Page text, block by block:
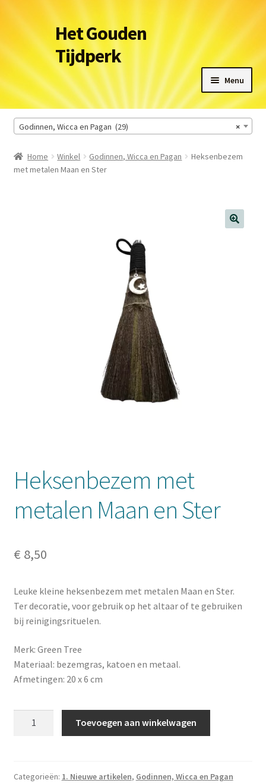
naar
navigatie
de
inhoud
Het Gouden
Tijdperk
Menu
Winkel
Het Gouden Tijdperk
×
Godinnen, Wicca en Pagan (29)
Home Winkel Godinnen, Wicca en Pagan
Heksenbezem
met metalen Maan en Ster
Heksenbezem met
metalen Maan en Ster
€ 8,50
Leuke kleine heksenbezem met metalen Maan en Ster.
Ter decoratie, voor gebruik op het altaar of te gebruiken
bij reinigingsrituelen.
Merk: Green Tree
Materiaal: bezemgras, katoen en metaal.
Afmetingen: 20 x 6 cm
en
Toevoegen aan winkelwagen
Categorieën: 1. Nieuwe artikelen, Godinnen, Wicca en Pagan